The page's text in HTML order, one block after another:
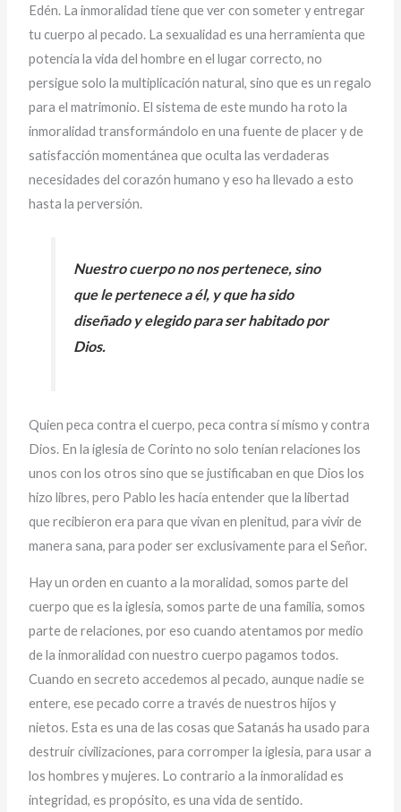
Edén. La inmoralidad tiene que ver con someter y entregar
tu cuerpo al pecado. La sexualidad es una herramienta que
potencia la vida del hombre en el lugar correcto, no
persigue solo la multiplicación natural, sino que es un regalo
para el matrimonio. El sistema de este mundo ha roto la
inmoralidad transformándolo en una fuente de placer y de
satisfacción momentánea que oculta las verdaderas
necesidades del corazón humano y eso ha llevado a esto
hasta la perversión.
Nuestro cuerpo no nos pertenece, sino
que le pertenece a él, y que ha sido
diseñado y elegido para ser habitado por
Dios.
Quien peca contra el cuerpo, peca contra sí mismo y contra
Dios. En la iglesia de Corinto no solo tenían relaciones los
unos con los otros sino que se justificaban en que Dios los
hizo libres, pero Pablo les hacía entender que la libertad
que recibieron era para que vivan en plenitud, para vivir de
manera sana, para poder ser exclusivamente para el Señor.
Hay un orden en cuanto a la moralidad, somos parte del
cuerpo que es la iglesia, somos parte de una familia, somos
parte de relaciones, por eso cuando atentamos por medio
de la inmoralidad con nuestro cuerpo pagamos todos.
Cuando en secreto accedemos al pecado, aunque nadie se
entere, ese pecado corre a través de nuestros hijos y
nietos. Esta es una de las cosas que Satanás ha usado para
destruir civilizaciones, para corromper la iglesia, para usar a
los hombres y mujeres. Lo contrario a la inmoralidad es
integridad, es propósito, es una vida de sentido.